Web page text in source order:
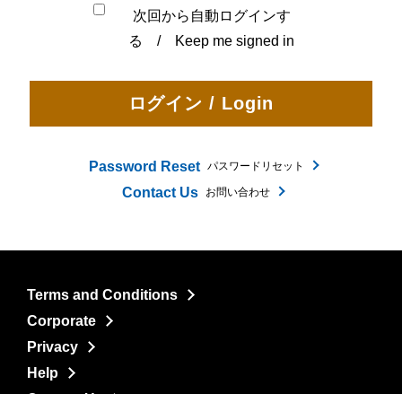
次回から自動ログインす
る / Keep me signed in
Password Reset パスワードリセット
Contact Us お問い合わせ
Terms and Conditions
Corporate
Privacy
Help